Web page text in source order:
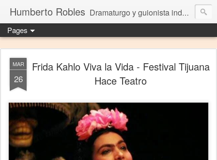
Humberto Robles Dramaturgo y guionista independiente
Pages
MAR
26
Frida Kahlo Viva la Vida - Festival Tijuana
Hace Teatro